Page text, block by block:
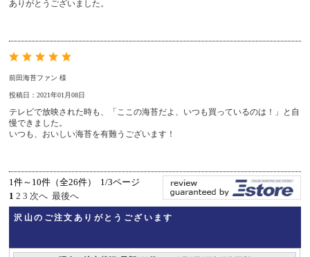
ありがとうございました。
前田海苔ファン 様
投稿日：2021年01月08日
テレビで放映された時も、「ここの海苔だよ、いつも買っているのは！」と自
慢できました。
いつも、おいしい海苔を有難うございます！
1件～10件（全26件） 1/3ページ
1 2 3 次へ 最後へ
沢山のご注文ありがとうございます